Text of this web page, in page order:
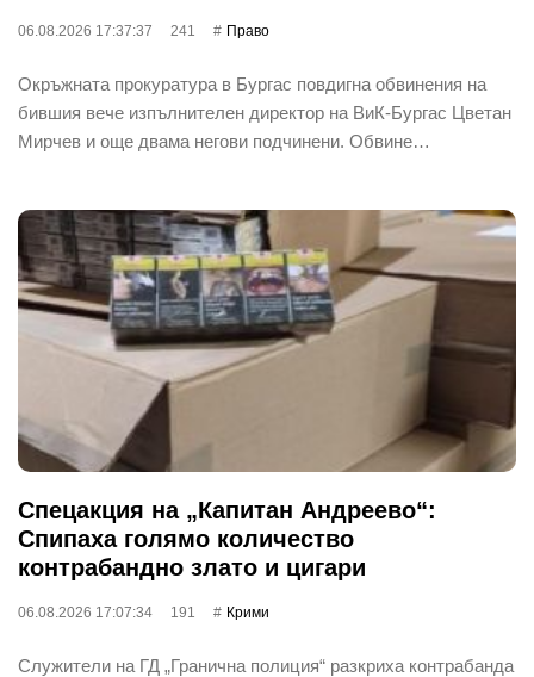
06.08.2026 17:37:37 241 Право
Окръжната прокуратура в Бургас повдигна обвинения на
бившия вече изпълнителен директор на ВиК-Бургас Цветан
Мирчев и още двама негови подчинени. Обвине…
Спецакция на „Капитан Андреево“:
Спипаха голямо количество
контрабандно злато и цигари
06.08.2026 17:07:34 191 Крими
Служители на ГД „Гранична полиция“ разкриха контрабанда